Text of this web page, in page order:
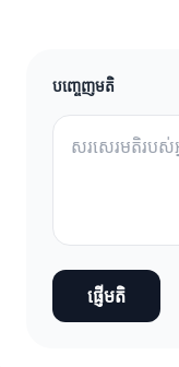
បញ្ចេញមតិ
ផ្ញើមតិ